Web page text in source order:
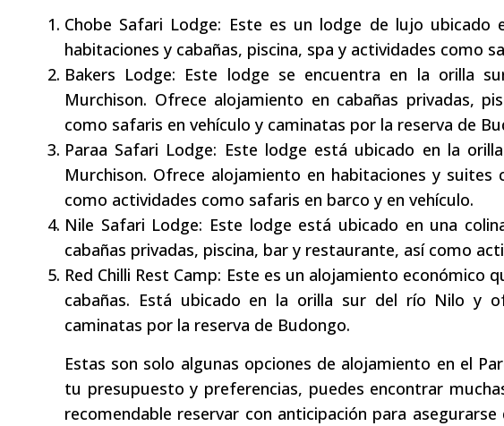
Chobe Safari Lodge: Este es un lodge de lujo
habitaciones y cabañas, piscina, spa y actividades como
Bakers Lodge: Este lodge se encuentra en la orilla
Murchison. Ofrece alojamiento en cabañas privadas,
como safaris en vehículo y caminatas por la reserva de
Paraa Safari Lodge: Este lodge está ubicado en la
Murchison. Ofrece alojamiento en habitaciones y
como actividades como safaris en barco y en vehículo.
Nile Safari Lodge: Este lodge está ubicado en una
cabañas privadas, piscina, bar y restaurante, así como
Red Chilli Rest Camp: Este es un alojamiento
cabañas. Está ubicado en la orilla sur del río Nilo y
caminatas por la reserva de Budongo.
Estas son solo algunas opciones de alojamiento en el
tu presupuesto y preferencias, puedes encontrar
recomendable reservar con anticipación para